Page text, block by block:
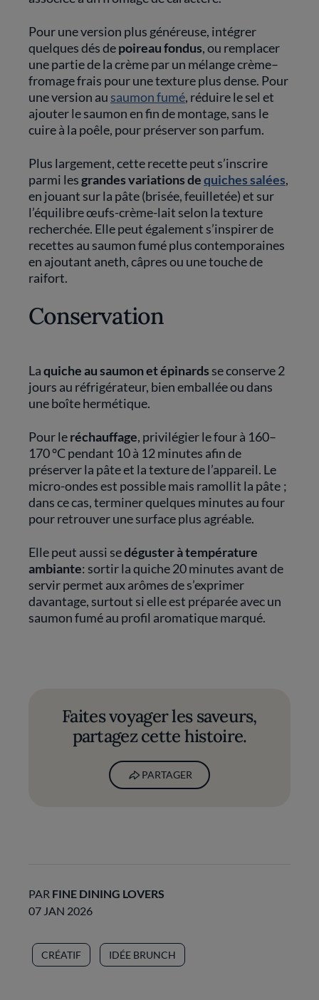
Pour une version plus généreuse, intégrer
quelques dés depoireau fondus, ou remplacer
une partie de la crème par un mélange crème–
fromage frais pour une texture plus dense. Pour
une version au saumon fumé, réduire le sel et
ajouter le saumon en fin de montage, sans le
cuire à la poêle, pour préserver son parfum.
Plus largement, cette recette peut s’inscrire
parmi lesgrandes variations dequiches salées,
en jouant sur la pâte (brisée, feuilletée) et sur
l’équilibre œufs-crème-lait selon la texture
recherchée. Elle peut également s’inspirer de
recettes au saumon fumé plus contemporaines
en ajoutant aneth, câpres ou une touche de
raifort.
Conservation
Laquiche au saumon et épinardsse conserve 2
jours au réfrigérateur, bien emballée ou dans
une boîte hermétique.
Pour leréchauffage, privilégier le four à 160–
170 °C pendant 10 à 12 minutes afin de
préserver la pâte et la texture de l’appareil. Le
micro-ondes est possible mais ramollit la pâte ;
dans ce cas, terminer quelques minutes au four
pour retrouver une surface plus agréable.
Elle peut aussi sedéguster à température
ambiante: sortir la quiche 20 minutes avant de
servir permet aux arômes de s’exprimer
davantage, surtout si elle est préparée avec un
saumon fumé au profil aromatique marqué.
Faites voyager les saveurs,
partagez cette histoire.
PARTAGER
PAR FINE DINING LOVERS
07 JAN 2026
CRÉATIF IDÉE BRUNCH